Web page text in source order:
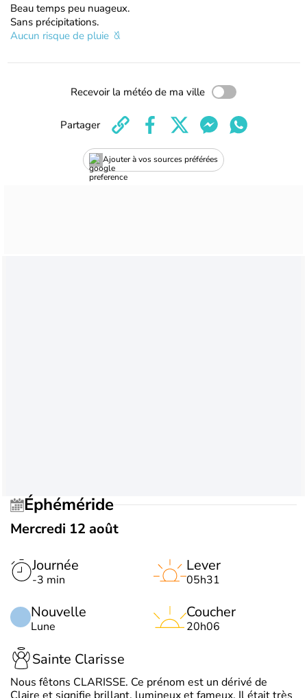
Beau temps peu nuageux.
Sans précipitations.
Aucun risque de pluie
Recevoir la météo de ma ville
Ajouter à vos sources préférées
Partager
Éphéméride
Mercredi 12 août
Journée
-3 min
Nouvelle
Lune
Lever
05h31
Coucher
20h06
Sainte Clarisse
Nous fêtons CLARISSE. Ce prénom est un dérivé de